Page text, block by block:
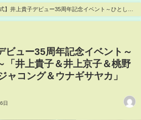
式】井上貴子デビュー35周年記念イベント～ひとしず
桃野美桜vs神取忍＆アジャコング＆ウナギサヤ
ビュー35周年記念イベント～
「井上貴子＆井上京子＆桃野
ャコング＆ウナギサヤカ」
日